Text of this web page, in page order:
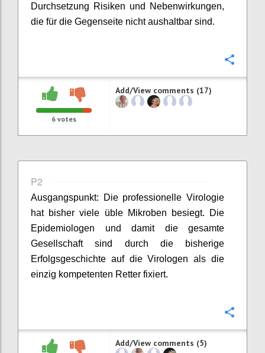
Durchsetzung Risiken und Nebenwirkungen,
die für die Gegenseite nicht aushaltbar sind.
6 votes
Add/View comments (17)
P2
Ausgangspunkt:
Die professionelle Virologie
hat bisher viele üble Mikroben besiegt.
Die
Epidemiologen und damit die gesamte
Gesellschaft sind durch die bisherige
Erfolgsgeschichte auf die Virologen als die
einzig kompetenten Retter fixiert.
Add/View comments (5)